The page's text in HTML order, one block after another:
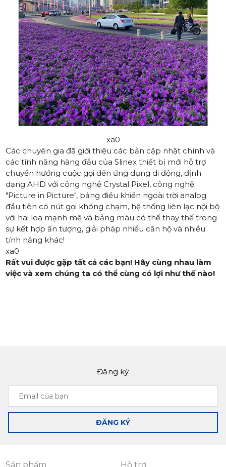
xa0
Các chuyên gia đã giới thiệu các bản cập nhật chính và
các tính năng hàng đầu của Slinex thiết bị mới hỗ trợ
chuyển hướng cuộc gọi đến ứng dụng di động, định
dạng AHD với công nghệ Crystal Pixel, công nghệ
"Picture in Picture", bảng điều khiển ngoài trời analog
đầu tiên có nút gọi không chạm, hệ thống liên lạc nội bộ
với hai loa mạnh mẽ và bảng màu có thể thay thế trong
sự kết hợp ấn tượng, giải pháp nhiều căn hộ và nhiều
tính năng khác!
xa0
Rất vui được gặp tất cả các bạn! Hãy cùng nhau làm
việc và xem chúng ta có thể cùng có lợi như thế nào!
Đăng ký
Email
của
bạn
ĐĂNG KÝ
Sản phẩm Hỗ trợ